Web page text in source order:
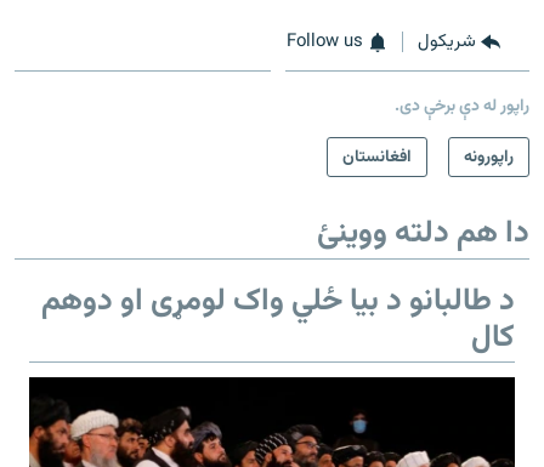
شريکول Follow us
راپور له دې برخې دی.
راپورونه
افغانستان
دا هم دلته ووینئ
د طالبانو د بیا ځلي واک لومړی او دوهم
کال